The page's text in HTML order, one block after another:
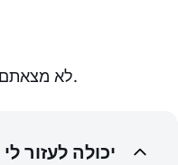
לא מצאתם תשובה? פנו לצוות הידידותי שלנו.